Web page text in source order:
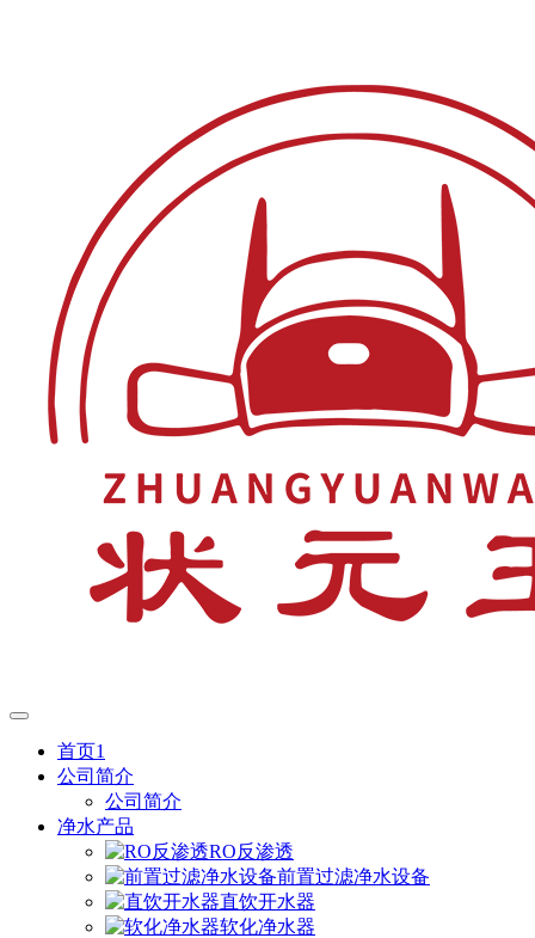
首页1
公司简介
公司简介
净水产品
RO反渗透
前置过滤净水设备
直饮开水器
软化净水器